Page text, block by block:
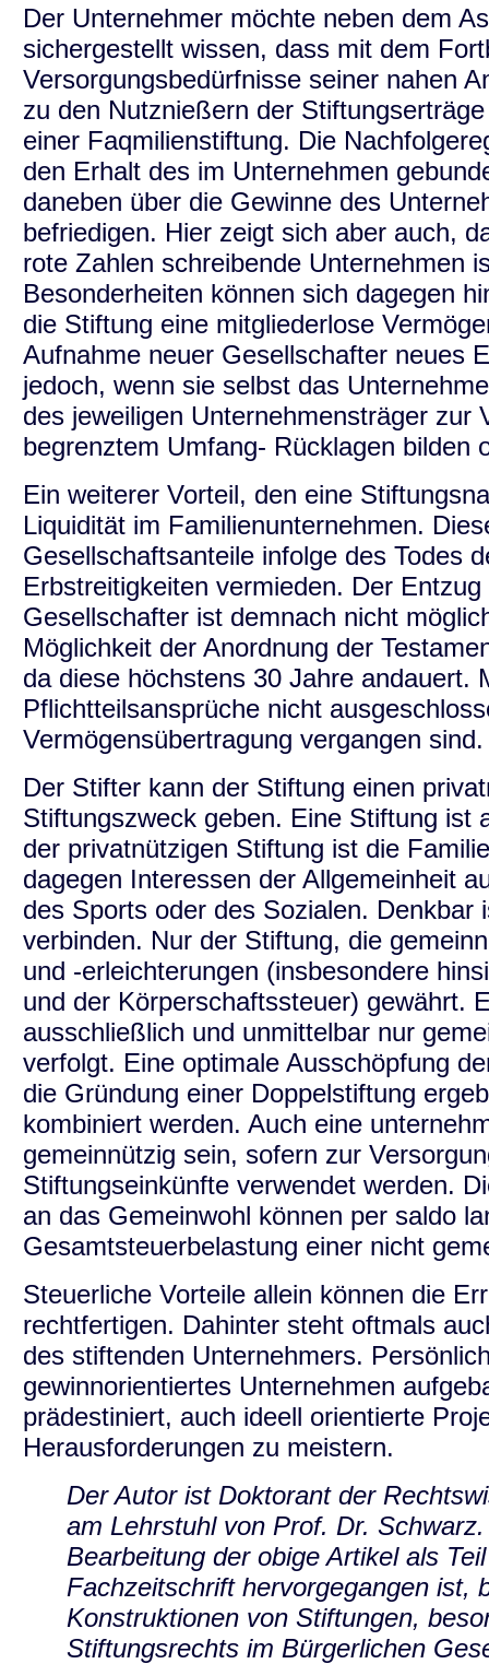
Der Unternehmer möchte neben dem
sichergestellt wissen, dass mit dem
Versorgungsbedürfnisse seiner nahen
zu den Nutznießern der
einer Faqmilienstiftung. Die
den Erhalt des im Unternehmen
daneben über die Gewinne des
befriedigen. Hier zeigt sich aber auch,
rote Zahlen schreibende Unternehmen
Besonderheiten können sich dagegen
die Stiftung eine mitgliederlose
Aufnahme neuer Gesellschafter neues
jedoch, wenn sie selbst das
des jeweiligen Unternehmensträger zur
begrenztem Umfang- Rücklagen bilden
Ein weiterer Vorteil, den eine
Liquidität im Familienunternehmen.
Gesellschaftsanteile infolge des Todes
Erbstreitigkeiten vermieden. Der
Gesellschafter ist demnach nicht
Möglichkeit der Anordnung der
da diese höchstens 30 Jahre andauert.
Pflichtteilsansprüche nicht
Vermögensübertragung vergangen sind.
Der Stifter kann der Stiftung einen
Stiftungszweck geben. Eine Stiftung ist
der privatnützigen Stiftung ist die
dagegen Interessen der Allgemeinheit
des Sports oder des Sozialen.
verbinden. Nur der Stiftung, die
und -erleichterungen (insbesondere
und der Körperschaftssteuer) gewährt.
ausschließlich und unmittelbar nur
verfolgt. Eine optimale Ausschöpfung
die Gründung einer Doppelstiftung
kombiniert werden. Auch eine
gemeinnützig sein, sofern zur
Stiftungseinkünfte verwendet werden.
an das Gemeinwohl können per saldo
Gesamtsteuerbelastung einer nicht
Steuerliche Vorteile allein können die
rechtfertigen. Dahinter steht oftmals
des stiftenden Unternehmers.
gewinnorientiertes Unternehmen
prädestiniert, auch ideell orientierte
Herausforderungen zu meistern.
Der Autor ist Doktorant der
am Lehrstuhl von Prof. Dr.
Bearbeitung der obige Artikel als
Fachzeitschrift hervorgegangen ist,
Konstruktionen von Stiftungen,
Stiftungsrechts im Bürgerlichen